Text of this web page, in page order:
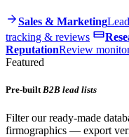
Sales & Marketing
tracking & reviews
ReputationReview
Featured
Pre-builtB2B lead lists
Filter our ready-made
firmographics — export